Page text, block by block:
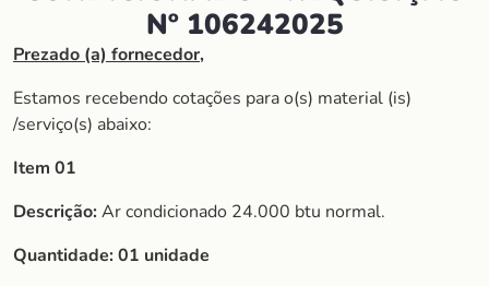
Nº 106242025
Prezado (a) fornecedor,
Estamos recebendo cotações para o(s) material (is)
/serviço(s) abaixo:
Item 01
Descrição:Ar condicionado 24.000 btu normal.
Quantidade: 01 unidade